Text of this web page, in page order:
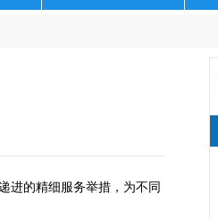
进的精细服务举措，为不同